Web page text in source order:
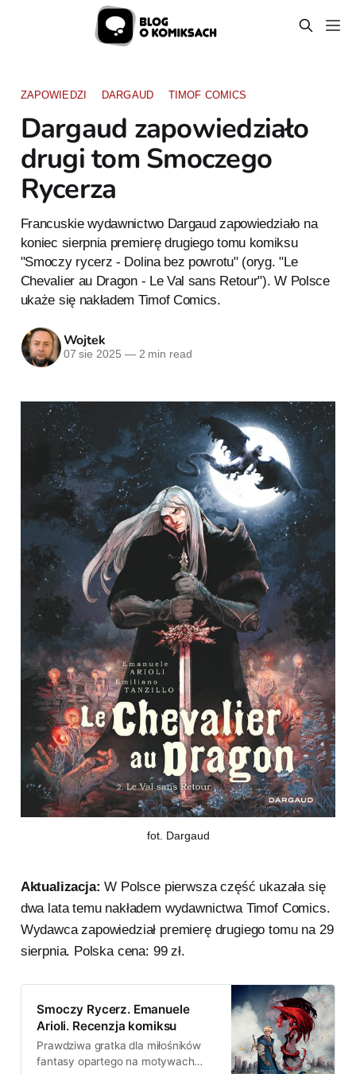
ZAPOWIEDZI DARGAUD TIMOF COMICS
Dargaud zapowiedziało
drugi tom Smoczego
Rycerza
Francuskie wydawnictwo Dargaud zapowiedziało na
koniec sierpnia premierę drugiego tomu komiksu
"Smoczy rycerz - Dolina bez powrotu" (oryg. "Le
Chevalier au Dragon - Le Val sans Retour"). W Polsce
ukaże się nakładem Timof Comics.
Wojtek
07 sie 2025 —2 min read
fot. Dargaud
Aktualizacja:W Polsce pierwsza część ukazała się
dwa lata temu nakładem wydawnictwa Timof Comics.
Wydawca zapowiedział premierę drugiego tomu na 29
sierpnia. Polska cena: 99 zł.
Smoczy Rycerz. Emanuele
Arioli. Recenzja komiksu
Prawdziwa gratka dla miłośników
fantasy opartego na motywach